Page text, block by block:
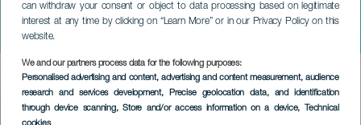
can withdraw your consent or object to data processing based on legitimate
interest at any time by clicking on “Learn More” or in our Privacy Policy on this
website.
We and our partners process data for the following purposes:
Personalised advertising and content, advertising and content measurement, audience
research and services development, Precise geolocation data, and identification
through device scanning, Store and/or access information on a device, Technical
El Circo de la Navidad en
Los Cristianos
Imagen
Listado